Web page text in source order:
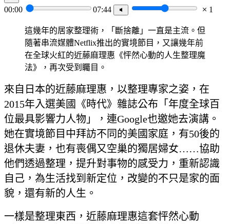
00:00 07:44 1
這幾年的居家整理術，「斷捨離」一直是主流。但
隨著串流媒體Netflix推出的實境節目，又讓幾年前
在全球火紅的近藤麻理惠《怦然心動的人生整理魔
法》，再次受到矚目。
來自日本的近藤麻理惠，以整理專家之姿，在
2015年入選美國《時代》雜誌公布「年度全球百
位最具影響力人物」，連Google也邀她去演講。
她在實境節目中拜訪不同的美國家庭，有50後的
退休夫妻，也有喪偶又空巢的獨居婦女……協助
他們透過整理，提升對事物的感受力，重新認識
自己，為生活找到新定位，改變的不只是家的面
貌，還有新的人生。
一樣是整理東西，近藤麻理惠這套怦然心動